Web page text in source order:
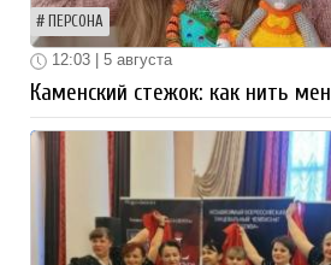
ПЕРСОНА
12:03 | 5 августа
Каменский стежок: как нить